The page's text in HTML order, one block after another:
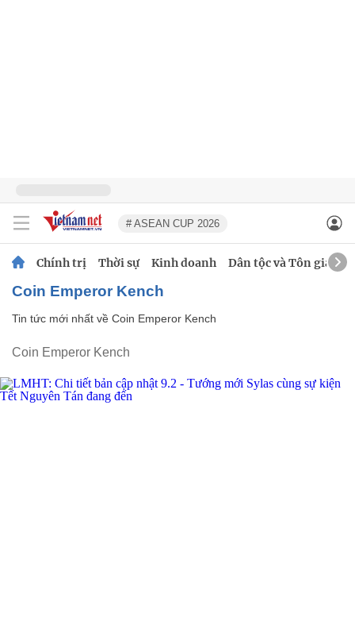
# ASEAN CUP 2026
Chính trị Thời sự Kinh doanh Dân tộc và Tôn giáo
Coin Emperor Kench
Tin tức mới nhất về Coin Emperor Kench
Coin Emperor Kench